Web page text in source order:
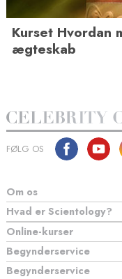
Kurset Hvordan
ægteskab
FØLG OS
Om os
Hvad er Scientology?
Online-kurser
Begynderservice
Begynderservice